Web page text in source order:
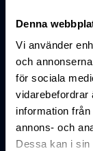
Denna
Vi använder
och
för sociala
vidarebefordrar
information
annons- och
Dessa kan i sin